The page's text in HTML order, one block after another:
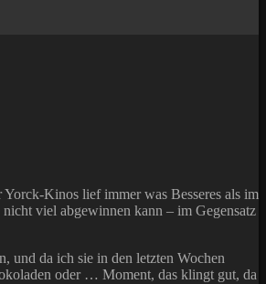
Kinos lief immer was Besseres als im
viel abgewinnen kann – im Gegensatz
und da ich sie in den letzten Wochen
oder … Moment, das klingt gut, da